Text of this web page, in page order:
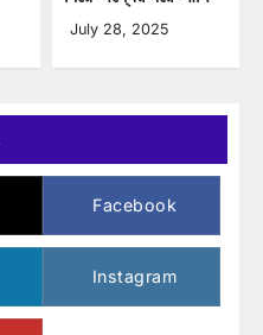
July 28, 2025
Facebook
Instagram